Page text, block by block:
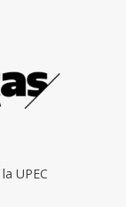
UPEC